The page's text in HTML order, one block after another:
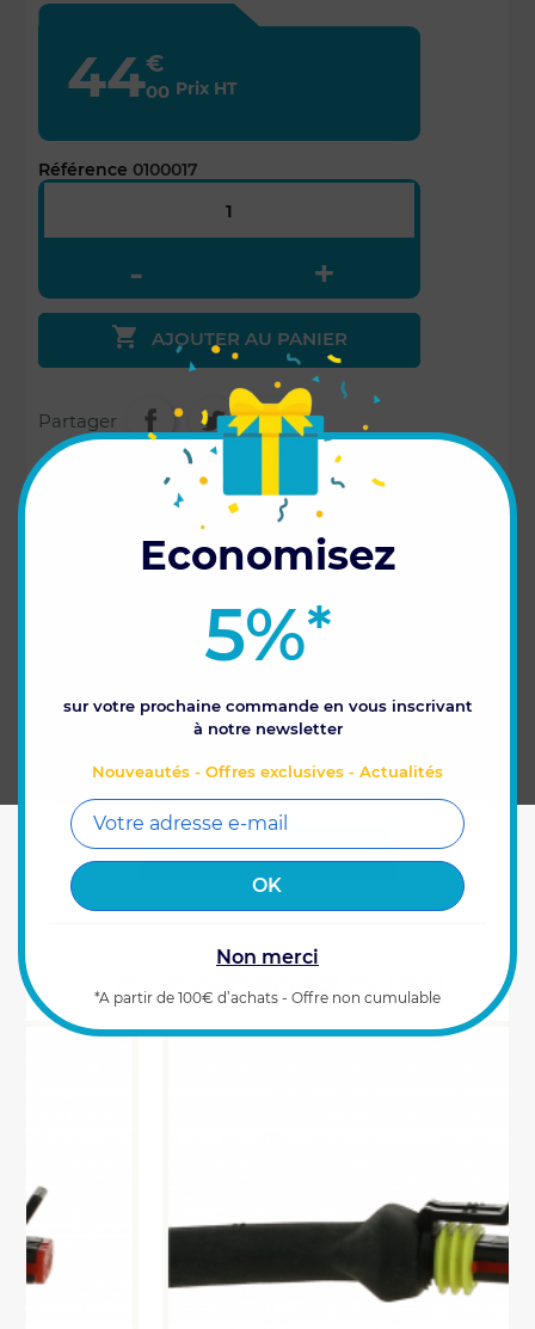
VOUS AIMEREZ AUSSI
CARACTÉRISTIQUES
44€
00 Prix HT
Référence 0100017
 AJOUTER AU PANIER
Partager
Ce câble 5 mètres pour capteur d'angle
vous permettra à l'aide d'un capteur
angulaire* de guider votre pulvérisateur en
complément du Gemini / de l'option "Essieu
Suiveur" ou du Gemini / de l'option "Timon
Directeur" pour un guidage précisément
Ce câble est disponible dans différentes
longueurs. Consultez nos produits associés
pour les découvrir.
*Attention : Ce produit n'inclut pas de
capteur angulaire. Retrouvez les capteurs
angulaires dans les produits associés.
Economisez
5%*
sur votre prochaine commande en vous inscrivant
à notre newsletter
Nouveautés - Offres exclusives - Actualités
Non merci
*A partir de 100€ d’achats - Offre non cumulable